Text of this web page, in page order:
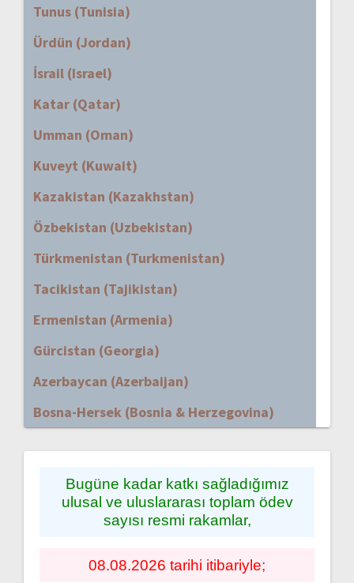
Tunus (Tunisia)
Ürdün (Jordan)
İsrail (Israel)
Katar (Qatar)
Umman (Oman)
Kuveyt (Kuwait)
Kazakistan (Kazakhstan)
Özbekistan (Uzbekistan)
Türkmenistan (Turkmenistan)
Tacikistan (Tajikistan)
Ermenistan (Armenia)
Gürcistan (Georgia)
Azerbaycan (Azerbaijan)
Bosna-Hersek (Bosnia & Herzegovina)
Bugüne kadar katkı sağladığımız
ulusal ve uluslararası toplam ödev
sayısı resmi rakamlar,
08.08.2026 tarihi itibariyle;